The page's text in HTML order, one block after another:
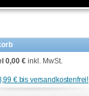
0,00 € inkl. MwSt.
€ bis versandkostenfrei!